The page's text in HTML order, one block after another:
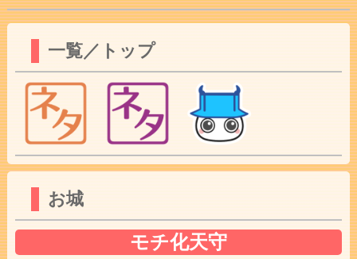
一覧／トップ
お城
モチ化天守